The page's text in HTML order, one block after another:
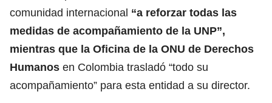
comunidad internacional “a reforzar todas las
medidas de acompañamiento de la UNP”,
mientras que la Oficina de la ONU de Derechos
Humanos en Colombia trasladó “todo su
acompañamiento” para esta entidad a su director.